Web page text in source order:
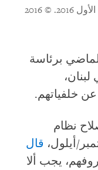
© 2016
برئاسة
خلفياتهم.
نظام
أيلول، قال
يجب ألا